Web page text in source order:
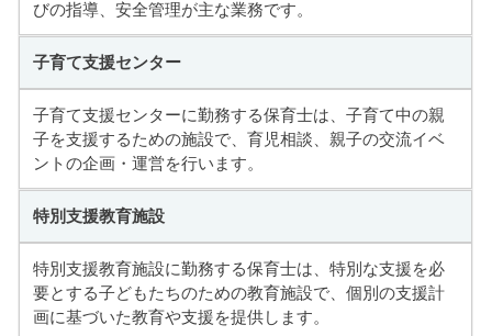
びの指導、安全管理が主な業務です。
子育て支援センター
子育て支援センターに勤務する保育士は、子育て中の親
子を支援するための施設で、育児相談、親子の交流イベ
ントの企画・運営を行います。
特別支援教育施設
特別支援教育施設に勤務する保育士は、特別な支援を必
要とする子どもたちのための教育施設で、個別の支援計
画に基づいた教育や支援を提供します。